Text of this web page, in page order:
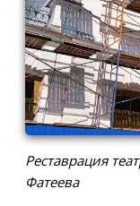
Реставрация
Фатеева